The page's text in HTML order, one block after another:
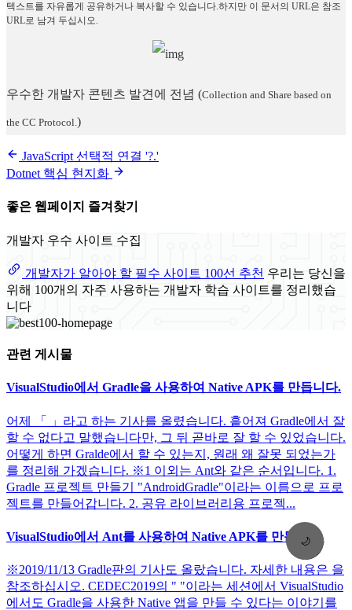
🌙
텍스트를 자유롭게 공유하거나 복사할 수 있습니다.하지만 이 문서의 URL은 참조
URL로 남겨 두십시오.
우수한 개발자 콘텐츠 발견에 전념 (Collection and Share based on
the CC Protocol.)
JavaScript 선택적 연결 '?.'
Dotnet 핵심 현지화
좋은 웹페이지 즐겨찾기
개발자 우수 사이트 수집
개발자가 알아야 할 필수 사이트 100선 추천 우리는 당신을
위해 100개의 자주 사용하는 개발자 학습 사이트를 정리했습
니다
관련 게시물
VisualStudio에서 Gradle을 사용하여 Native APK를 만듭니다.
어제 「 」라고 하는 기사를 올렸습니다. 흩어져 Gradle에서 잘
할 수 없다고 말했습니다만, 그 뒤 곧바로 잘 할 수 있었습니다.
어떻게 하면 Gralde에서 할 수 있는지, 원래 왜 잘못 되었는가
를 정리해 가겠습니다. ※1 이외는 Ant와 같은 순서입니다. 1.
Gradle 프로젝트 만들기 "AndroidGradle"이라는 이름으로 프로
젝트를 만들어갑니다. 2. 공유 라이브러리용 프로젝...
VisualStudio에서 Ant를 사용하여 Native APK를 만듭니다.
※2019/11/13 Gradle판의 기사도 올랐습니다. 자세한 내용은 을
참조하십시오. CEDEC2019의 " "이라는 세션에서 VisualStudio
에서도 Gradle을 사용한 Native 앱을 만들 수 있다는 이야기를